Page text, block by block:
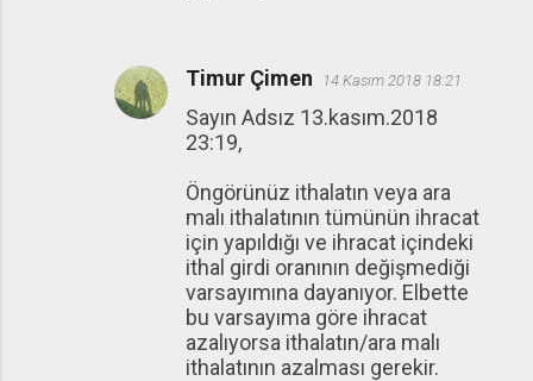
Timur Çimen 14 Kasım 2018 18:21
Sayın Adsız 13.kasım.2018
23:19,
Öngörünüz ithalatın veya ara
malı ithalatının tümünün ihracat
için yapıldığı ve ihracat içindeki
ithal girdi oranının değişmediği
varsayımına dayanıyor. Elbette
bu varsayıma göre ihracat
azalıyorsa ithalatın/ara malı
ithalatının azalması gerekir.